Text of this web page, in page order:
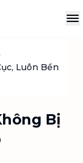
Luôn Bền
Bị